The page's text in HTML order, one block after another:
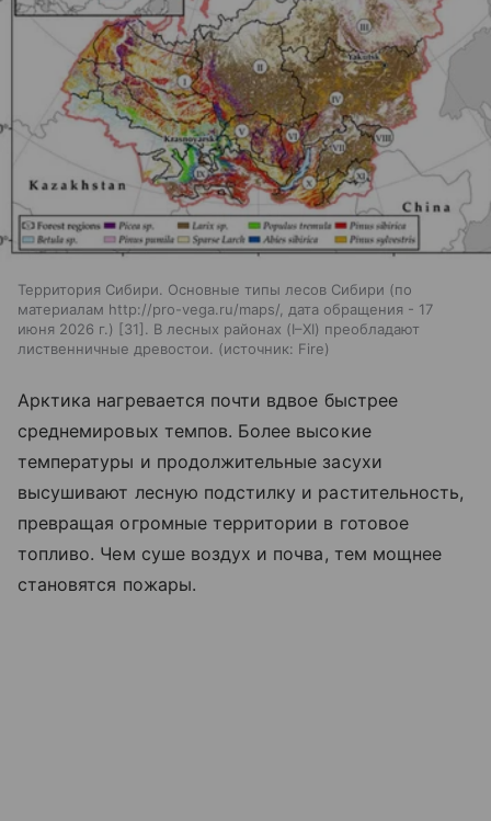
Территория Сибири. Основные типы лесов Сибири (по
материалам http://pro-vega.ru/maps/, дата обращения - 17
июня 2026 г.) [31]. В лесных районах (I–XI) преобладают
лиственничные древостои.
источник: Fire
Арктика нагревается почти вдвое быстрее
среднемировых темпов. Более высокие
температуры и продолжительные засухи
высушивают лесную подстилку и растительность,
превращая огромные территории в готовое
топливо. Чем суше воздух и почва, тем мощнее
становятся пожары.